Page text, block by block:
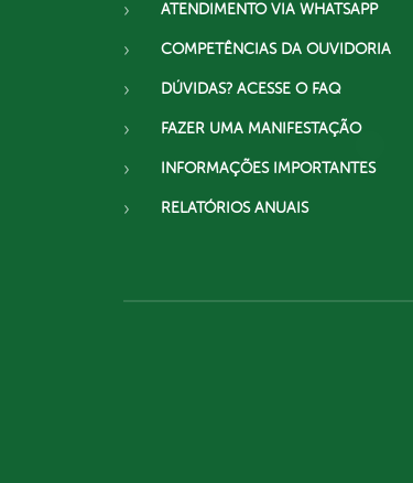
ATENDIMENTO VIA WHATSAPP
COMPETÊNCIAS DA OUVIDORIA
DÚVIDAS? ACESSE O FAQ
FAZER UMA MANIFESTAÇÃO
INFORMAÇÕES IMPORTANTES
RELATÓRIOS ANUAIS